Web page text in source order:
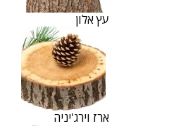
עץ אלון
ארז וירג'יניה